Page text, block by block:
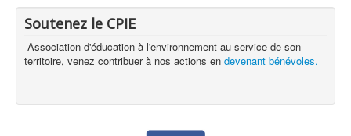
Soutenez le CPIE
Association d'éducation à l'environnement au service de son
territoire, venez contribuer à nos actions en devenant bénévoles.